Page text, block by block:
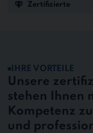
Zertifizierte
IHRE VORTEILE
Unsere
stehen Ihnen
Kompetenz
und